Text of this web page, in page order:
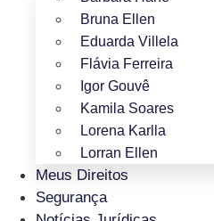
Bruna Ellen
Eduarda Villela
Flávia Ferreira
Igor Gouvê
Kamila Soares
Lorena Karlla
Lorran Ellen
Meus Direitos
Segurança